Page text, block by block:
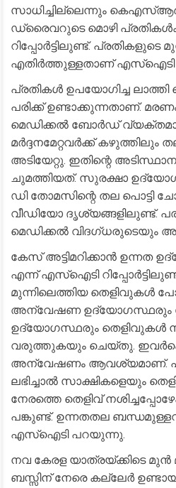
സാധിച്ചില്ലെന്നും
ഡ്രൈവറുടെ മൊഴി
റിപ്പോര്‍ട്ടിലുണ്ട്.
എതിര്‍ത്തുള്ളതാണ് എസ്‌ഐടി
പ്രതികള്‍ ഉപയോഗിച്ച
പരിക്ക് ഉണ്ടാക്കുന്നതാണ്.
മെഡിക്കല്‍ ബോര്‍ഡ്
മര്‍ദ്ദനമേറ്റവര്‍ക്ക്
അടിയേറ്റു. ഇതിന്റെ
ചുമത്തിയത്. സുരക്ഷാ
ഡി തോമസിന്റെ തല പൊട്ടി
വീഡിയോ ദൃശ്യങ്ങളിലുണ്ട്.
മെഡിക്കല്‍ വിദഗ്ധരുടെയും
കേസ് അട്ടിമറിക്കാന്‍ ഉന്നത
എന്ന് എസ്‌ഐടി
മുന്നിലെത്തിയ തെളിവുകള്‍
അന്വേഷണ ഉദ്യോഗസ്ഥരും
ഉദ്യോഗസ്ഥരും തെളിവുകള്‍
വരുത്തുകയും ചെയ്തു.
അന്വേഷണം ആവശ്യമാണ്.
ലഭിച്ചാല്‍ സാക്ഷികളെയും
നേരത്തെ തെളിവ്
പങ്കുണ്ട്. ഉന്നതതല
എസ്‌ഐടി പറയുന്നു.
നവ കേരള യാത്രയ്ക്കിടെ മുന്‍
ബസ്സിന് നേരെ കല്ലേര്‍